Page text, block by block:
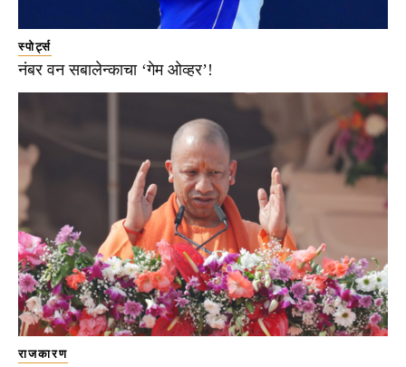
स्पोर्ट्स
नंबर वन सबालेन्काचा ‘गेम ओव्हर’!
राजकारण